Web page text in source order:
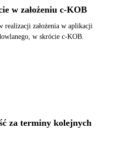
w założeniu c-KOB
realizacji założenia w aplikacji
w skrócie c-KOB.
za terminy kolejnych